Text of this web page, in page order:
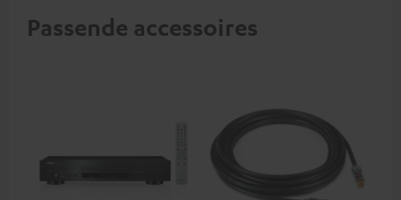
Passende accessoires